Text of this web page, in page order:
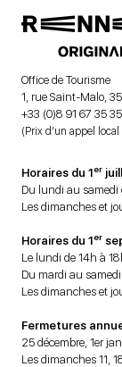
Office de Tourisme
1, rue Saint-Malo,
+33 (0)8 91 67 35 35
(Prix d’un appel
Horaires du 1er
Du lundi au samedi
Les dimanches et
Horaires du 1er
Le lundi de 14h à
Du mardi au samedi
Les dimanches et
Fermetures
25 décembre, 1er
Les dimanches 11,